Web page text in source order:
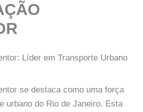
Líder em Transporte Urbano
se destaca como uma força
urbano do Rio de Janeiro. Esta